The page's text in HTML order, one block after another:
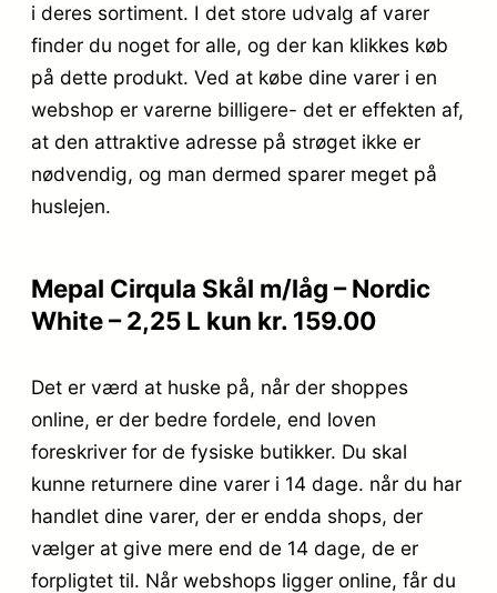
i deres sortiment. I det store udvalg af varer
finder du noget for alle, og der kan klikkes køb
på dette produkt. Ved at købe dine varer i en
webshop er varerne billigere- det er effekten af,
at den attraktive adresse på strøget ikke er
nødvendig, og man dermed sparer meget på
huslejen.
Mepal Cirqula Skål m/låg – Nordic
White – 2,25 L kun kr. 159.00
Det er værd at huske på, når der shoppes
online, er der bedre fordele, end loven
foreskriver for de fysiske butikker. Du skal
kunne returnere dine varer i 14 dage. når du har
handlet dine varer, der er endda shops, der
vælger at give mere end de 14 dage, de er
forpligtet til. Når webshops ligger online, får du